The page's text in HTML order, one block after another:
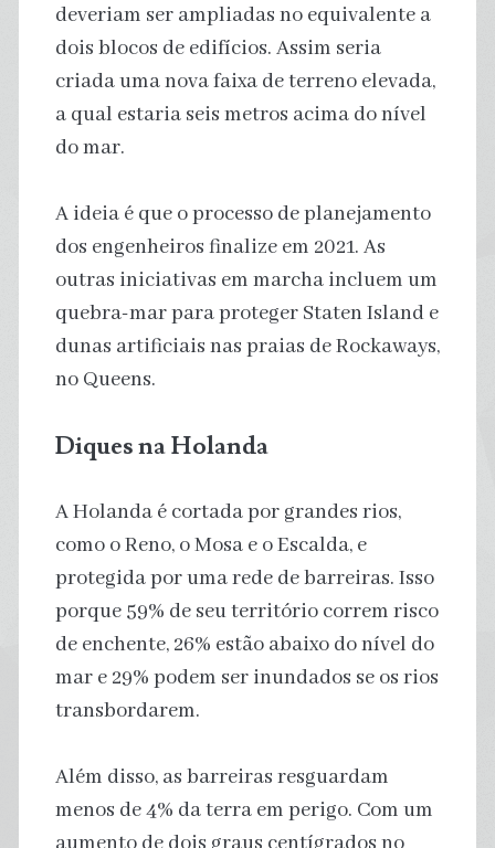
deveriam ser ampliadas no equivalente a
dois blocos de edifícios. Assim seria
criada uma nova faixa de terreno elevada,
a qual estaria seis metros acima do nível
do mar.
A ideia é que o processo de planejamento
dos engenheiros finalize em 2021. As
outras iniciativas em marcha incluem um
quebra-mar para proteger Staten Island e
dunas artificiais nas praias de Rockaways,
no Queens.
Diques na Holanda
A Holanda é cortada por grandes rios,
como o Reno, o Mosa e o Escalda, e
protegida por uma rede de barreiras. Isso
porque 59% de seu território correm risco
de enchente, 26% estão abaixo do nível do
mar e 29% podem ser inundados se os rios
transbordarem.
Além disso, as barreiras resguardam
menos de 4% da terra em perigo. Com um